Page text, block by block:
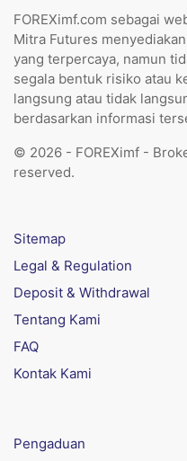
FOREXimf.com sebagai
Mitra Futures
yang terpercaya, namun
segala bentuk risiko atau
langsung atau tidak
berdasarkan informasi
© 2026 - FOREXimf -
reserved.
Sitemap
Legal & Regulation
Deposit & Withdrawal
Tentang Kami
FAQ
Kontak Kami
Pengaduan